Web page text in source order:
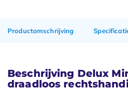
Productomschrijving
Beschrijving Delux
draadloos